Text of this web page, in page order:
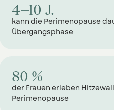
4–10 J.
kann die Perimenopause
Übergangsphase
80 %
der Frauen erleben
Perimenopause